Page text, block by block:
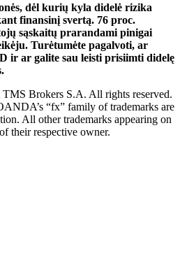
dėl kurių kyla didelė rizika
finansinį svertą. 76 proc.
sąskaitų prarandami pinigai
Turėtumėte pagalvoti, ar
ir ar galite sau leisti prisiimti didelę
Brokers S.A. All rights reserved.
“fx” family of trademarks are
All other trademarks appearing on
their respective owner.